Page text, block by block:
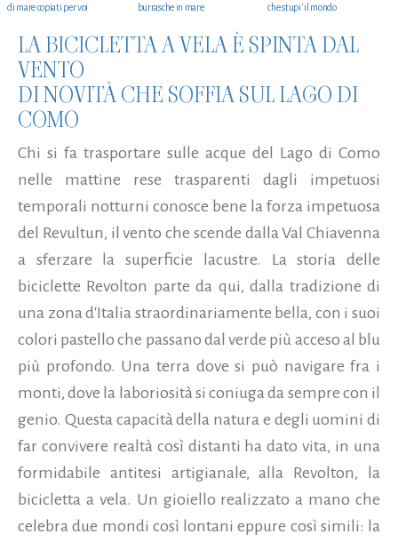
di mare copiati per voi
burrasche in mare
che stupi' il mondo
LA BICICLETTA A VELA È SPINTA DAL
VENTO
DI NOVITÀ CHE SOFFIA SUL LAGO DI
COMO
Chi si fa trasportare sulle acque del Lago di Como
nelle mattine rese trasparenti dagli impetuosi
temporali notturni conosce bene la forza impetuosa
del Revultun, il vento che scende dalla Val Chiavenna
a sferzare la superficie lacustre. La storia delle
biciclette Revolton parte da qui, dalla tradizione di
una zona d'Italia straordinariamente bella, con i suoi
colori pastello che passano dal verde più acceso al blu
più profondo. Una terra dove si può navigare fra i
monti, dove la laboriosità si coniuga da sempre con il
genio. Questa capacità della natura e degli uomini di
far convivere realtà così distanti ha dato vita, in una
formidabile antitesi artigianale,alla Revolton, la
bicicletta a vela. Un gioiello realizzato a mano che
celebra due mondi così lontani eppure così simili: la